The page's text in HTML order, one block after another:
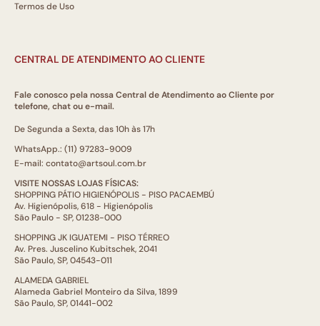
Termos de Uso
CENTRAL DE ATENDIMENTO AO CLIENTE
Fale conosco pela nossa Central de Atendimento ao Cliente por
telefone, chat ou e-mail.
De Segunda a Sexta, das 10h às 17h
WhatsApp.: (11) 97283-9009
E-mail: contato@artsoul.com.br
VISITE NOSSAS LOJAS FÍSICAS:
SHOPPING PÁTIO HIGIENÓPOLIS - PISO PACAEMBÚ
Av. Higienópolis, 618 - Higienópolis
São Paulo - SP, 01238-000
SHOPPING JK IGUATEMI - PISO TÉRREO
Av. Pres. Juscelino Kubitschek, 2041
São Paulo, SP, 04543-011
ALAMEDA GABRIEL
Alameda Gabriel Monteiro da Silva, 1899
São Paulo, SP, 01441-002